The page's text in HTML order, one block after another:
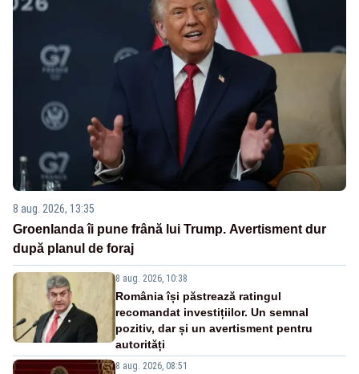
8 aug. 2026, 13:35
Groenlanda îi pune frână lui Trump. Avertisment dur
după planul de foraj
8 aug. 2026, 10:38
România își păstrează ratingul
recomandat investițiilor. Un semnal
pozitiv, dar și un avertisment pentru
autorități
8 aug. 2026, 08:51